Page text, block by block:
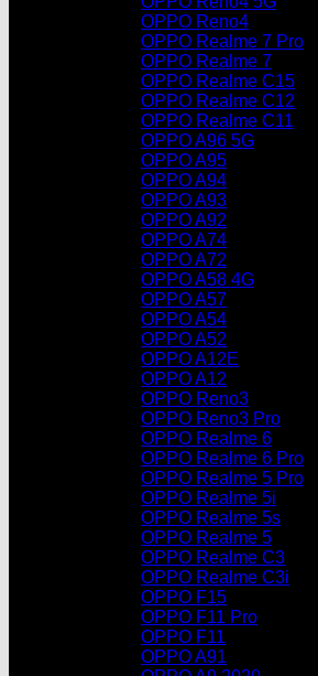
OPPO Reno4
OPPO Realme 7 Pro
OPPO Realme 7
OPPO Realme C15
OPPO Realme C12
OPPO Realme C11
OPPO A96 5G
OPPO A95
OPPO A94
OPPO A93
OPPO A92
OPPO A74
OPPO A72
OPPO A58 4G
OPPO A57
OPPO A54
OPPO A52
OPPO A12E
OPPO A12
OPPO Reno3
OPPO Reno3 Pro
OPPO Realme 6
OPPO Realme 6 Pro
OPPO Realme 5 Pro
OPPO Realme 5i
OPPO Realme 5s
OPPO Realme 5
OPPO Realme C3
OPPO Realme C3i
OPPO F15
OPPO F11 Pro
OPPO F11
OPPO A91